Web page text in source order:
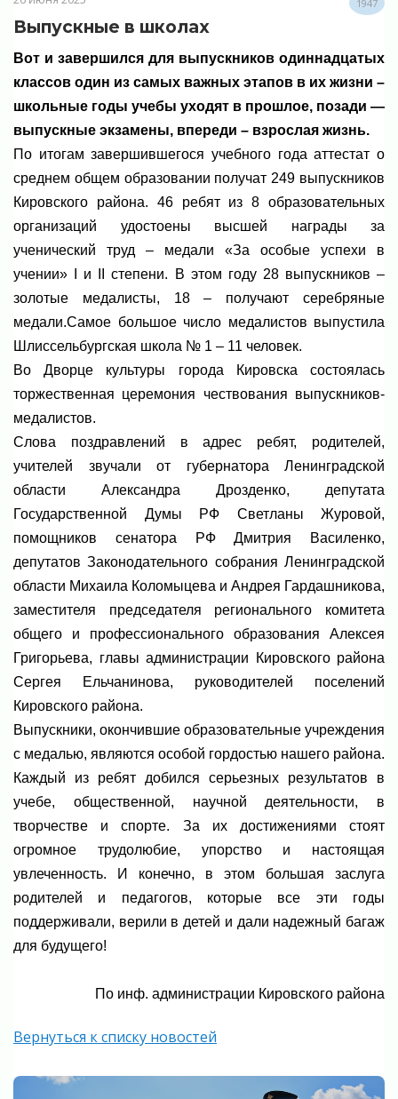
1947
Выпускные в школах
Вот и завершился для выпускников одиннадцатых
классов один из самых важных этапов в их жизни –
школьные годы учебы уходят в прошлое, позади —
выпускные экзамены, впереди – взрослая жизнь.
По итогам завершившегося учебного года аттестат о
среднем общем образовании получат 249 выпускников
Кировского района. 46 ребят из 8 образовательных
организаций удостоены высшей награды за
ученический труд – медали «За особые успехи в
учении» I и II степени. В этом году 28 выпускников –
золотые медалисты, 18 – получают серебряные
медали.Самое большое число медалистов выпустила
Шлиссельбургская школа № 1 – 11 человек.
Во Дворце культуры города Кировска состоялась
торжественная церемония чествования выпускников-
медалистов.
Слова поздравлений в адрес ребят, родителей,
учителей звучали от губернатора Ленинградской
области Александра Дрозденко, депутата
Государственной Думы РФ Светланы Журовой,
помощников сенатора РФ Дмитрия Василенко,
депутатов Законодательного собрания Ленинградской
области Михаила Коломыцева и Андрея Гардашникова,
заместителя председателя регионального комитета
общего и профессионального образования Алексея
Григорьева, главы администрации Кировского района
Сергея Ельчанинова, руководителей поселений
Кировского района.
Выпускники, окончившие образовательные учреждения
с медалью, являются особой гордостью нашего района.
Каждый из ребят добился серьезных результатов в
учебе, общественной, научной деятельности, в
творчестве и спорте. За их достижениями стоят
огромное трудолюбие, упорство и настоящая
увлеченность. И конечно, в этом большая заслуга
родителей и педагогов, которые все эти годы
поддерживали, верили в детей и дали надежный багаж
для будущего!
По инф. администрации Кировского района
Вернуться к списку новостей